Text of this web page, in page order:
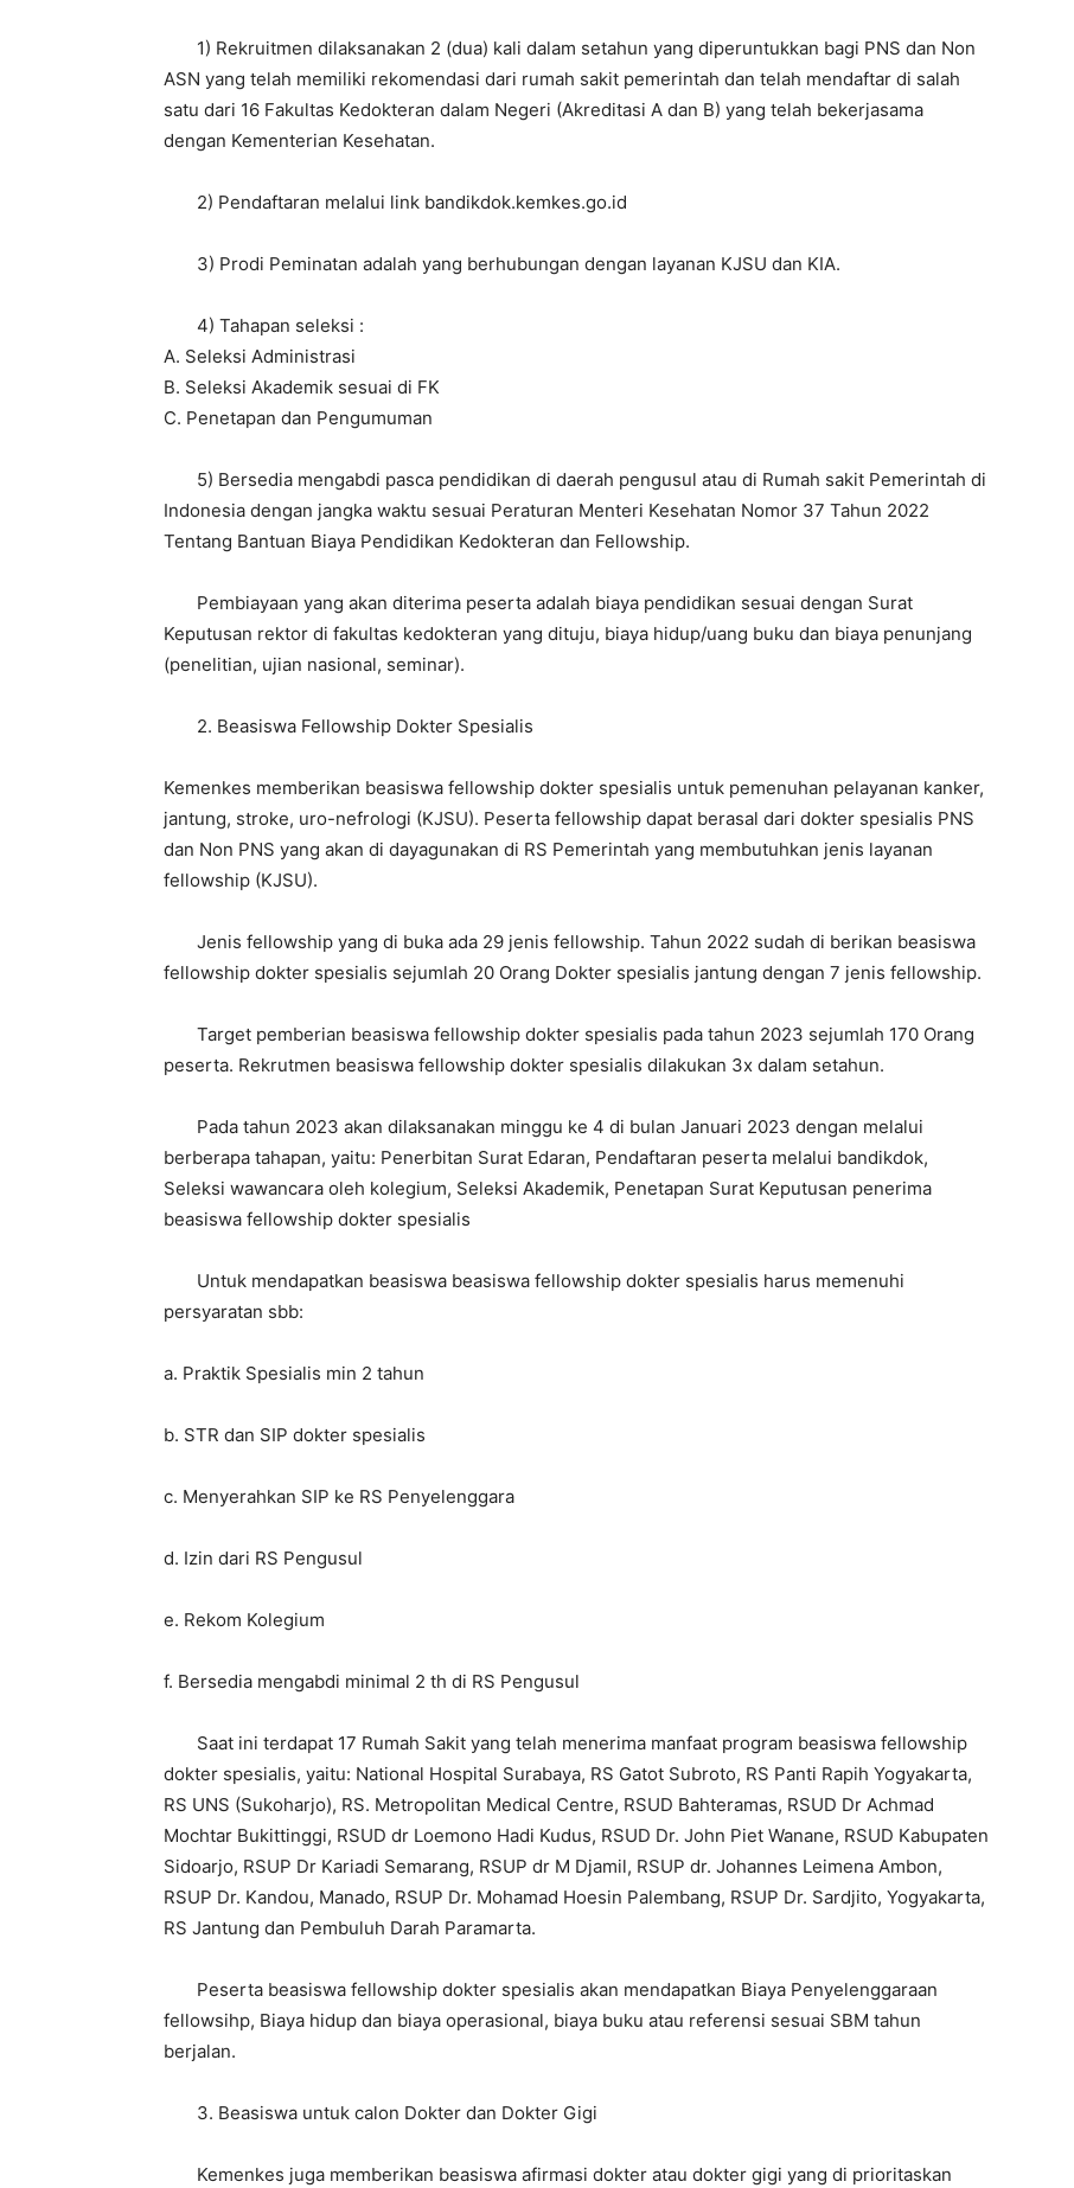
1) Rekruitmen dilaksanakan 2 (dua) kali dalam setahun yang diperuntukkan bagi PNS dan Non
ASN yang telah memiliki rekomendasi dari rumah sakit pemerintah dan telah mendaftar di salah
satu dari 16 Fakultas Kedokteran dalam Negeri (Akreditasi A dan B) yang telah bekerjasama
dengan Kementerian Kesehatan.
2) Pendaftaran melalui link bandikdok.kemkes.go.id
3) Prodi Peminatan adalah yang berhubungan dengan layanan KJSU dan KIA.
4) Tahapan seleksi :
A. Seleksi Administrasi
B. Seleksi Akademik sesuai di FK
C. Penetapan dan Pengumuman
5) Bersedia mengabdi pasca pendidikan di daerah pengusul atau di Rumah sakit Pemerintah di
Indonesia dengan jangka waktu sesuai Peraturan Menteri Kesehatan Nomor 37 Tahun 2022
Tentang Bantuan Biaya Pendidikan Kedokteran dan Fellowship.
Pembiayaan yang akan diterima peserta adalah biaya pendidikan sesuai dengan Surat
Keputusan rektor di fakultas kedokteran yang dituju, biaya hidup/uang buku dan biaya penunjang
(penelitian, ujian nasional, seminar).
2. Beasiswa Fellowship Dokter Spesialis
Kemenkes memberikan beasiswa fellowship dokter spesialis untuk pemenuhan pelayanan kanker,
jantung, stroke, uro-nefrologi (KJSU). Peserta fellowship dapat berasal dari dokter spesialis PNS
dan Non PNS yang akan di dayagunakan di RS Pemerintah yang membutuhkan jenis layanan
fellowship (KJSU).
Jenis fellowship yang di buka ada 29 jenis fellowship. Tahun 2022 sudah di berikan beasiswa
fellowship dokter spesialis sejumlah 20 Orang Dokter spesialis jantung dengan 7 jenis fellowship.
Target pemberian beasiswa fellowship dokter spesialis pada tahun 2023 sejumlah 170 Orang
peserta. Rekrutmen beasiswa fellowship dokter spesialis dilakukan 3x dalam setahun.
Pada tahun 2023 akan dilaksanakan minggu ke 4 di bulan Januari 2023 dengan melalui
berberapa tahapan, yaitu: Penerbitan Surat Edaran, Pendaftaran peserta melalui bandikdok,
Seleksi wawancara oleh kolegium, Seleksi Akademik, Penetapan Surat Keputusan penerima
beasiswa fellowship dokter spesialis
Untuk mendapatkan beasiswa beasiswa fellowship dokter spesialis harus memenuhi
persyaratan sbb:
a. Praktik Spesialis min 2 tahun
b. STR dan SIP dokter spesialis
c. Menyerahkan SIP ke RS Penyelenggara
d. Izin dari RS Pengusul
e. Rekom Kolegium
f. Bersedia mengabdi minimal 2 th di RS Pengusul
Saat ini terdapat 17 Rumah Sakit yang telah menerima manfaat program beasiswa fellowship
dokter spesialis, yaitu: National Hospital Surabaya, RS Gatot Subroto, RS Panti Rapih Yogyakarta,
RS UNS (Sukoharjo), RS. Metropolitan Medical Centre, RSUD Bahteramas, RSUD Dr Achmad
Mochtar Bukittinggi, RSUD dr Loemono Hadi Kudus, RSUD Dr. John Piet Wanane, RSUD Kabupaten
Sidoarjo, RSUP Dr Kariadi Semarang, RSUP dr M Djamil, RSUP dr. Johannes Leimena Ambon,
RSUP Dr. Kandou, Manado, RSUP Dr. Mohamad Hoesin Palembang, RSUP Dr. Sardjito, Yogyakarta,
RS Jantung dan Pembuluh Darah Paramarta.
Peserta beasiswa fellowship dokter spesialis akan mendapatkan Biaya Penyelenggaraan
fellowsihp, Biaya hidup dan biaya operasional, biaya buku atau referensi sesuai SBM tahun
berjalan.
3. Beasiswa untuk calon Dokter dan Dokter Gigi
Kemenkes juga memberikan beasiswa afirmasi dokter atau dokter gigi yang di prioritaskan